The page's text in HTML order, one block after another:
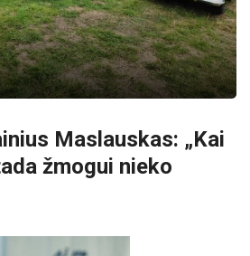
Maslauskas: „Kai
žmogui nieko